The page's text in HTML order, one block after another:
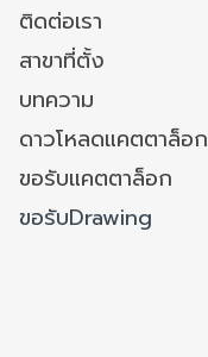
ติดต่อเรา
สาขาที่ตั้ง
บทความ
ดาวโหลดแคตตาล็อก
ขอรับแคตตาล็อก
ขอรับDrawing